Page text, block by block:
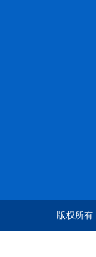
版权所有